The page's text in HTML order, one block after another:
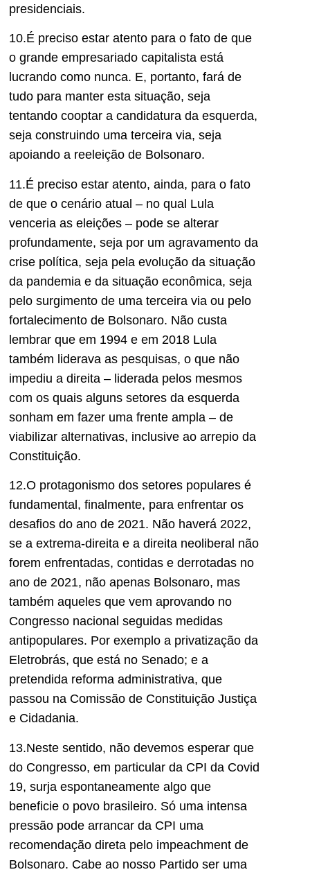
presidenciais.
10.É preciso estar atento para o fato de que
o grande empresariado capitalista está
lucrando como nunca. E, portanto, fará de
tudo para manter esta situação, seja
tentando cooptar a candidatura da esquerda,
seja construindo uma terceira via, seja
apoiando a reeleição de Bolsonaro.
11.É preciso estar atento, ainda, para o fato
de que o cenário atual – no qual Lula
venceria as eleições – pode se alterar
profundamente, seja por um agravamento da
crise política, seja pela evolução da situação
da pandemia e da situação econômica, seja
pelo surgimento de uma terceira via ou pelo
fortalecimento de Bolsonaro. Não custa
lembrar que em 1994 e em 2018 Lula
também liderava as pesquisas, o que não
impediu a direita – liderada pelos mesmos
com os quais alguns setores da esquerda
sonham em fazer uma frente ampla – de
viabilizar alternativas, inclusive ao arrepio da
Constituição.
12.O protagonismo dos setores populares é
fundamental, finalmente, para enfrentar os
desafios do ano de 2021. Não haverá 2022,
se a extrema-direita e a direita neoliberal não
forem enfrentadas, contidas e derrotadas no
ano de 2021, não apenas Bolsonaro, mas
também aqueles que vem aprovando no
Congresso nacional seguidas medidas
antipopulares. Por exemplo a privatização da
Eletrobrás, que está no Senado; e a
pretendida reforma administrativa, que
passou na Comissão de Constituição Justiça
e Cidadania.
13.Neste sentido, não devemos esperar que
do Congresso, em particular da CPI da Covid
19, surja espontaneamente algo que
beneficie o povo brasileiro. Só uma intensa
pressão pode arrancar da CPI uma
recomendação direta pelo impeachment de
Bolsonaro. Cabe ao nosso Partido ser uma